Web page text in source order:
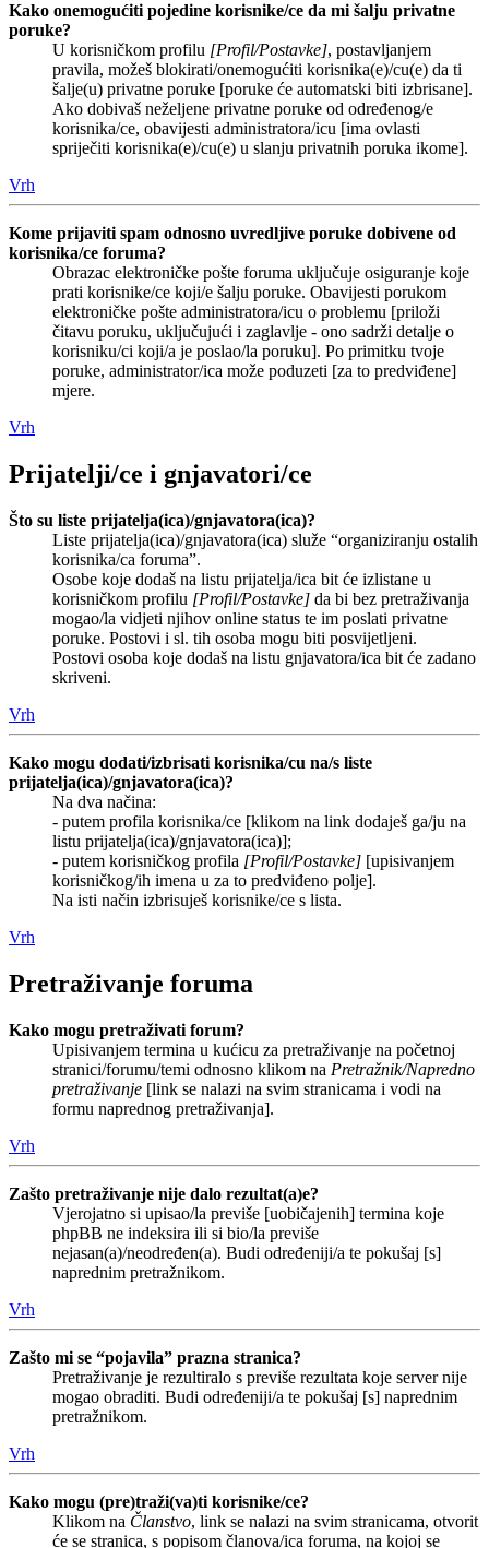
Kako onemogućiti pojedine korisnike/ce da mi šalju privatne
poruke?
U korisničkom profilu [Profil/Postavke], postavljanjem
pravila, možeš blokirati/onemogućiti korisnika(e)/cu(e) da ti
šalje(u) privatne poruke [poruke će automatski biti izbrisane].
Ako dobivaš neželjene privatne poruke od određenog/e
korisnika/ce, obavijesti administratora/icu [ima ovlasti
spriječiti korisnika(e)/cu(e) u slanju privatnih poruka ikome].
Vrh
Kome prijaviti spam odnosno uvredljive poruke dobivene od
korisnika/ce foruma?
Obrazac elektroničke pošte foruma uključuje osiguranje koje
prati korisnike/ce koji/e šalju poruke. Obavijesti porukom
elektroničke pošte administratora/icu o problemu [priloži
čitavu poruku, uključujući i zaglavlje - ono sadrži detalje o
korisniku/ci koji/a je poslao/la poruku]. Po primitku tvoje
poruke, administrator/ica može poduzeti [za to predviđene]
mjere.
Vrh
Prijatelji/ce i gnjavatori/ce
Što su liste prijatelja(ica)/gnjavatora(ica)?
Liste prijatelja(ica)/gnjavatora(ica) služe “organiziranju ostalih
korisnika/ca foruma”.
Osobe koje dodaš na listu prijatelja/ica bit će izlistane u
korisničkom profilu [Profil/Postavke] da bi bez pretraživanja
mogao/la vidjeti njihov online status te im poslati privatne
poruke. Postovi i sl. tih osoba mogu biti posvijetljeni.
Postovi osoba koje dodaš na listu gnjavatora/ica bit će zadano
skriveni.
Vrh
Kako mogu dodati/izbrisati korisnika/cu na/s liste
prijatelja(ica)/gnjavatora(ica)?
Na dva načina:
- putem profila korisnika/ce [klikom na link dodaješ ga/ju na
listu prijatelja(ica)/gnjavatora(ica)];
- putem korisničkog profila [Profil/Postavke] [upisivanjem
korisničkog/ih imena u za to predviđeno polje].
Na isti način izbrisuješ korisnike/ce s lista.
Vrh
Pretraživanje foruma
Kako mogu pretraživati forum?
Upisivanjem termina u kućicu za pretraživanje na početnoj
stranici/forumu/temi odnosno klikom na Pretražnik/Napredno
pretraživanje [link se nalazi na svim stranicama i vodi na
formu naprednog pretraživanja].
Vrh
Zašto pretraživanje nije dalo rezultat(a)e?
Vjerojatno si upisao/la previše [uobičajenih] termina koje
phpBB ne indeksira ili si bio/la previše
nejasan(a)/neodređen(a). Budi određeniji/a te pokušaj [s]
naprednim pretražnikom.
Vrh
Zašto mi se “pojavila” prazna stranica?
Pretraživanje je rezultiralo s previše rezultata koje server nije
mogao obraditi. Budi određeniji/a te pokušaj [s] naprednim
pretražnikom.
Vrh
Kako mogu (pre)traži(va)ti korisnike/ce?
Klikom na Članstvo, link se nalazi na svim stranicama, otvorit
će se stranica, s popisom članova/ica foruma, na kojoj se